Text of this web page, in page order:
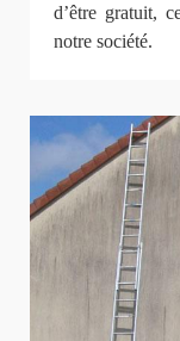
d’être gratuit,
notre société.